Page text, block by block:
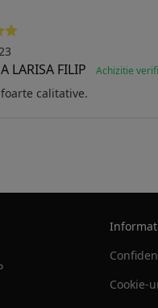
LARISA FILIP Achizitie
calitative.
Cookie-